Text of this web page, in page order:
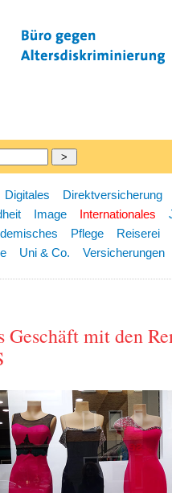
Digitales Direktversicherung
Image Internationales
Pflege Reiserei
Uni & Co. Versicherungen
Geschäft mit den